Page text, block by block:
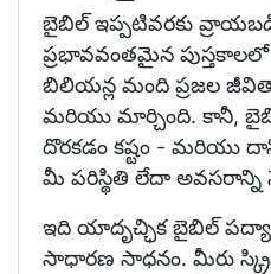
బైబిల్ ఇప్పటివరకు
ప్రభావవంతమైన
బిలియన్ల మంది ప్రజల
మరియు మార్చింది. కానీ,
దొరకడం కష్టం - మరియు
మీ పరిస్థితి లేదా అవసరాన్ని
ఇది యాదృచ్ఛిక బైబిల్
సాధారణ సాధనం. మీరు